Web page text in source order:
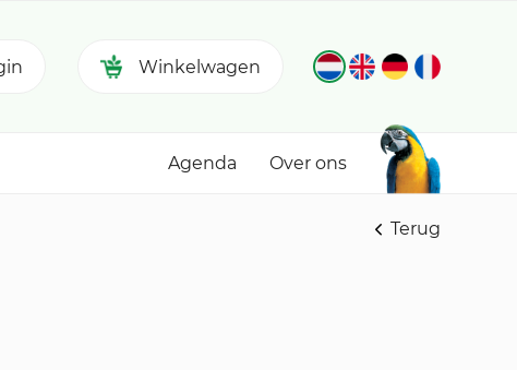
Winkelwagen
Agenda Over ons
Terug